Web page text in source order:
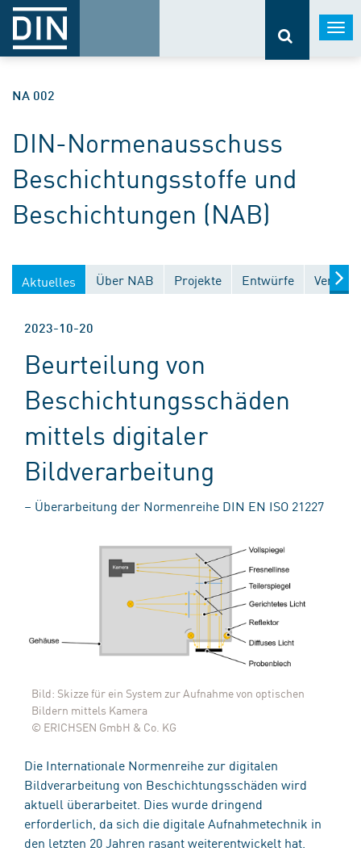
NA 002
DIN-Normenausschuss
Beschichtungsstoffe und
Beschichtungen (NAB)
Aktuelles Über NAB Projekte Entwürfe
2023-10-20
Beurteilung von
Beschichtungsschäden
mittels digitaler
Bildverarbeitung
– Überarbeitung der Normenreihe DIN EN ISO 21227
Bild: Skizze für ein System zur Aufnahme von optischen
Bildern mittels Kamera
© ERICHSEN GmbH & Co. KG
Die Internationale Normenreihe zur digitalen
Bildverarbeitung von Beschichtungsschäden wird
aktuell überarbeitet. Dies wurde dringend
erforderlich, da sich die digitale Aufnahmetechnik in
den letzten 20 Jahren rasant weiterentwickelt hat.